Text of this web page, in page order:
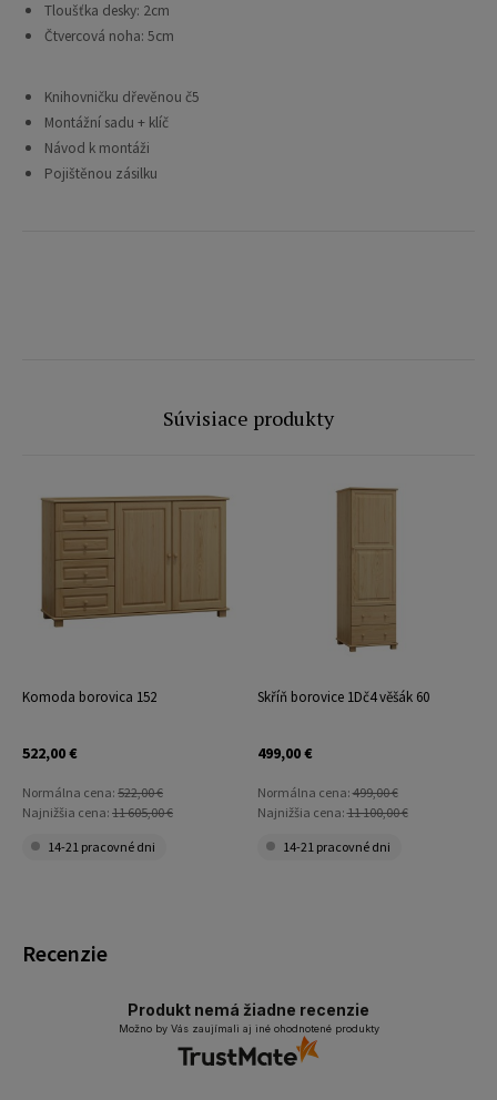
Tloušťka desky: 2cm
Čtvercová noha: 5cm
Knihovničku dřevěnou č5
Montážní sadu + klíč
Návod k montáži
Pojištěnou zásilku
Recenzie
Produkt nemá žiadne recenzie
Možno by Vás zaujímali aj iné ohodnotené produkty
Súvisiace produkty
Komoda borovica 152
522,00 €
Normálna cena: 522,00 €
Najnižšia cena: 11 605,00 €
14-21 pracovné dni
Skříň borovice 1Dč4 věšák 60
499,00 €
Normálna cena:499,00 €
Najnižšia cena:11 100,00 €
14-21 pracovné dni